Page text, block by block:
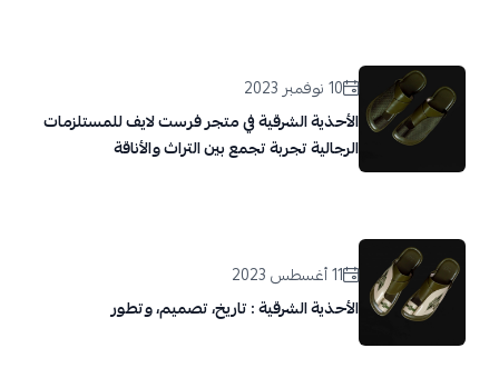
10 نوفمبر 2023
الأحذية الشرقية في متجر فرست لايف للمستلزمات
الرجالية تجربة تجمع بين التراث والأناقة
11 أغسطس 2023
الأحذية الشرقية : تاريخ، تصميم، وتطور